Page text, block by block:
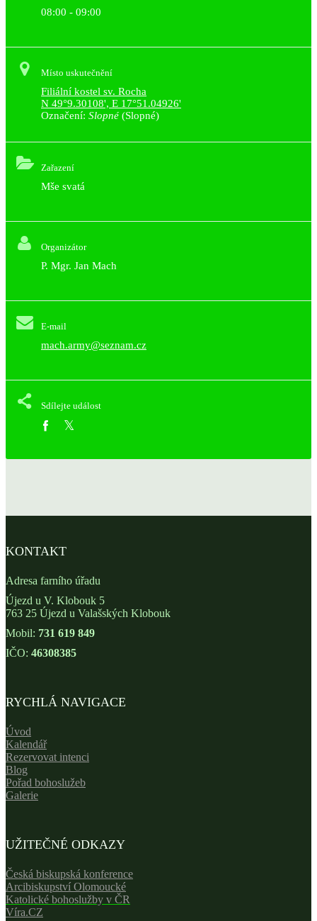
08:00 - 09:00
Místo uskutečnění
Filiální kostel sv. Rocha
N 49°9.30108', E 17°51.04926'
Označení: Slopné (Slopné)
Zařazení
Mše svatá
Organizátor
P. Mgr. Jan Mach
E-mail
mach.army@seznam.cz
Sdílejte událost
KONTAKT
Adresa farního úřadu
Újezd u V. Klobouk 5
763 25 Újezd u Valašských Klobouk
Mobil: 731 619 849
IČO: 46308385
RYCHLÁ NAVIGACE
Úvod
Kalendář
Rezervovat intenci
Blog
Pořad bohoslužeb
Galerie
UŽITEČNÉ ODKAZY
Česká biskupská konference
Arcibiskupství Olomoucké
Katolické bohoslužby v ČR
Víra.CZ